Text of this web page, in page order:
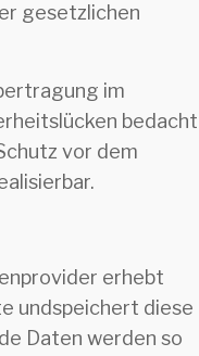
gesetzlichen
im
bedacht
vor dem
erhebt
undspeichert diese
Daten werden so